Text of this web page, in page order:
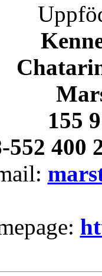
155
552 400